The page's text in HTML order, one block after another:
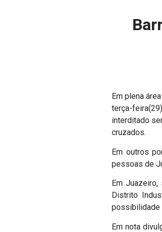
Em plena
terça-
interditado
cruzados.
Em outros
pessoas de
Em
Distrito
possibilidade
Em nota